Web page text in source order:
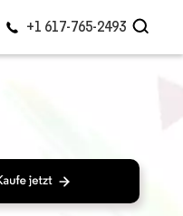
+1 617-765-2493